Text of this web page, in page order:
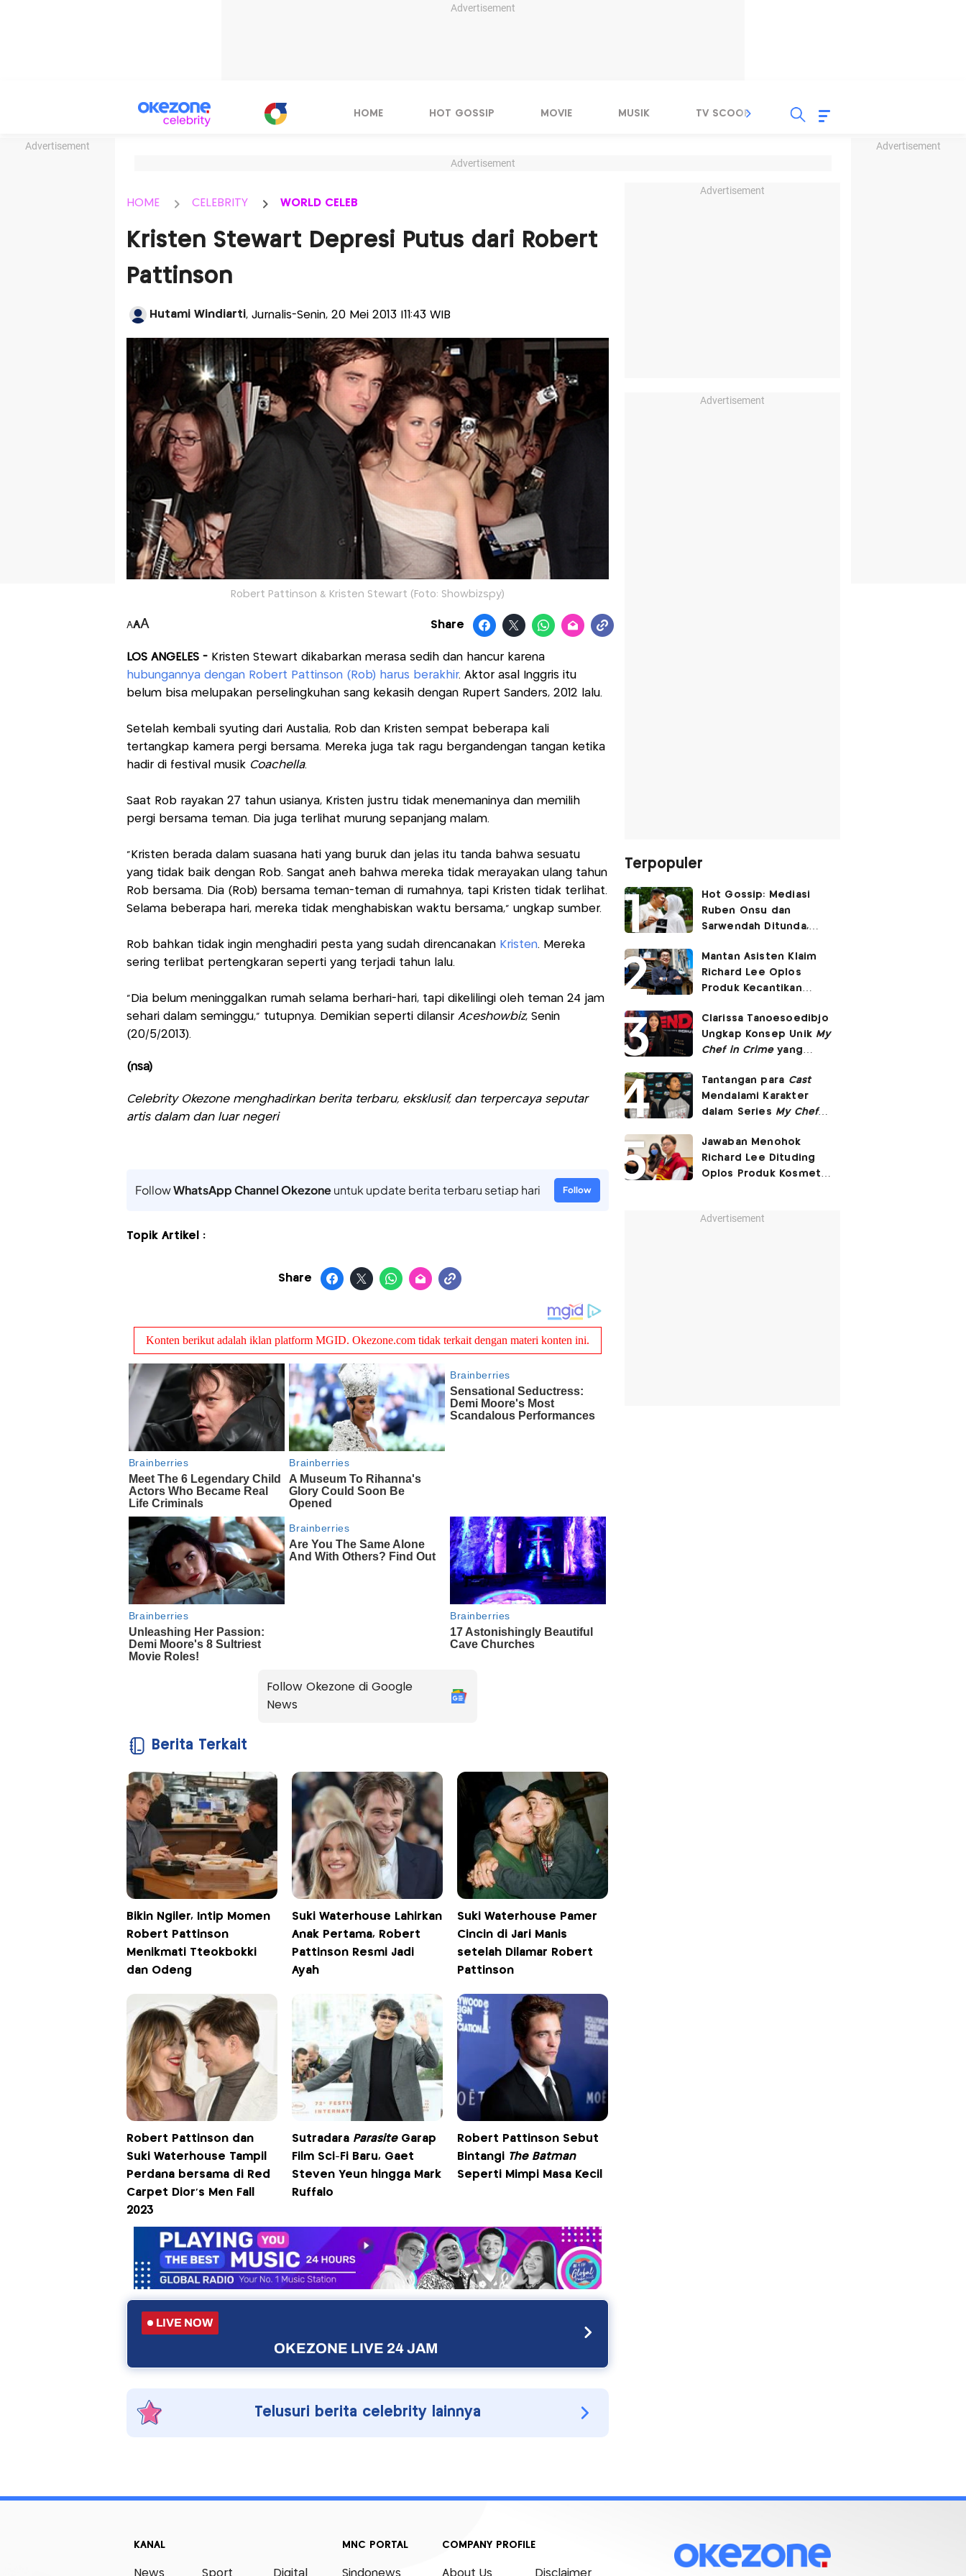
Advertisement
Advertisement Advertisement
HOME HOT GOSSIP MOVIE MUSIK TV SCOOP LIRIK
Advertisement
HOME CELEBRITY WORLD CELEB
Kristen Stewart Depresi Putus dari Robert
Pattinson
Hutami Windiarti, Jurnalis-Senin, 20 Mei 2013 |11:43 WIB
Robert Pattinson & Kristen Stewart (Foto: Showbizspy)
AAA Share
LOS ANGELES -Kristen Stewart dikabarkan merasa sedih dan hancur karena
hubungannya dengan Robert Pattinson (Rob) harus berakhir. Aktor asal Inggris itu
belum bisa melupakan perselingkuhan sang kekasih dengan Rupert Sanders, 2012 lalu.
Setelah kembali syuting dari Austalia, Rob dan Kristen sempat beberapa kali
tertangkap kamera pergi bersama. Mereka juga tak ragu bergandengan tangan ketika
hadir di festival musik Coachella.
Saat Rob rayakan 27 tahun usianya, Kristen justru tidak menemaninya dan memilih
pergi bersama teman. Dia juga terlihat murung sepanjang malam.
"Kristen berada dalam suasana hati yang buruk dan jelas itu tanda bahwa sesuatu
yang tidak baik dengan Rob. Sangat aneh bahwa mereka tidak merayakan ulang tahun
Rob bersama. Dia (Rob) bersama teman-teman di rumahnya, tapi Kristen tidak terlihat.
Selama beberapa hari, mereka tidak menghabiskan waktu bersama," ungkap sumber.
Rob bahkan tidak ingin menghadiri pesta yang sudah direncanakanKristen. Mereka
sering terlibat pertengkaran seperti yang terjadi tahun lalu.
"Dia belum meninggalkan rumah selama berhari-hari, tapi dikelilingi oleh teman 24 jam
sehari dalam seminggu," tutupnya. Demikian seperti dilansirAceshowbiz, Senin
(20/5/2013).
(nsa)
Celebrity Okezone menghadirkan berita terbaru, eksklusif, dan terpercaya seputar
artis dalam dan luar negeri
FollowWhatsApp Channel Okezoneuntuk update berita terbaru setiap hari Follow
Topik Artikel :
Share
Follow Okezone di Google
News
Berita Terkait
Bikin Ngiler, Intip Momen
Robert Pattinson
Menikmati Tteokbokki
dan Odeng
Suki Waterhouse Lahirkan
Anak Pertama, Robert
Pattinson Resmi Jadi
Ayah
Suki Waterhouse Pamer
Cincin di Jari Manis
setelah Dilamar Robert
Pattinson
Robert Pattinson dan
Suki Waterhouse Tampil
Perdana bersama di Red
Carpet Dior's Men Fall
2023
Sutradara ParasiteGarap
Film Sci-Fi Baru, Gaet
Steven Yeun hingga Mark
Ruffalo
Robert Pattinson Sebut
Bintangi The Batman
Seperti Mimpi Masa Kecil
LIVE NOW
OKEZONE LIVE 24 JAM
Telusuri berita celebrity lainnya
Advertisement
Advertisement
Terpopuler
Hot Gossip: Mediasi
Ruben Onsu dan
Sarwendah Ditunda,
Ketiga
Mantan Asisten Klaim
Richard Lee Oplos
Produk Kecantikan
ke Ani-Ani
Clarissa Tanoesoedibjo
Ungkap Konsep Unik My
Chef in Crimeyang
Lain
Tantangan para Cast
Mendalami Karakter
dalam Series My Chef in
Jawaban Menohok
Richard Lee Dituding
Oplos Produk Kosmetik
Advertisement
KANAL
News Sport Digital
MNC PORTAL
Sindonews
COMPANY PROFILE
About Us Disclaimer